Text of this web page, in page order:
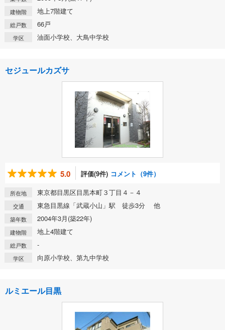
建物階 地上7階建て
総戸数 66戸
学区 油面小学校、大鳥中学校
セジュールカズサ
5.0 評価(9件) コメント（9件）
所在地 東京都目黒区目黒本町３丁目４－４
交通 東急目黒線「武蔵小山」駅 徒歩3分 他
築年数 2004年3月(築22年)
建物階 地上4階建て
総戸数 -
学区 向原小学校、第九中学校
ルミエール目黒